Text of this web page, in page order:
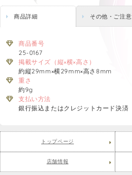
商品詳細 その他・ご注意
商品番号
25-0167
掲載サイズ（縦×横×高さ）
約縦29mm×横29mm×高さ8mm
重さ
約9g
支払い方法
銀行振込またはクレジットカード決済
トップページ
店舗情報